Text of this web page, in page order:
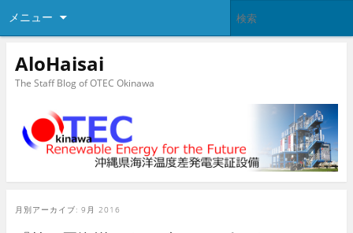
メニュー
AloHaisai
The Staff Blog of OTEC Okinawa
月別アーカイブ: 9月 2016